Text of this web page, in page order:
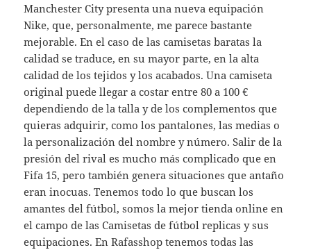
Manchester City presenta una nueva equipación
Nike, que, personalmente, me parece bastante
mejorable. En el caso de las camisetas baratas la
calidad se traduce, en su mayor parte, en la alta
calidad de los tejidos y los acabados. Una camiseta
original puede llegar a costar entre 80 a 100 €
dependiendo de la talla y de los complementos que
quieras adquirir, como los pantalones, las medias o
la personalización del nombre y número. Salir de la
presión del rival es mucho más complicado que en
Fifa 15, pero también genera situaciones que antaño
eran inocuas. Tenemos todo lo que buscan los
amantes del fútbol, somos la mejor tienda online en
el campo de las Camisetas de fútbol replicas y sus
equipaciones. En Rafasshop tenemos todas las